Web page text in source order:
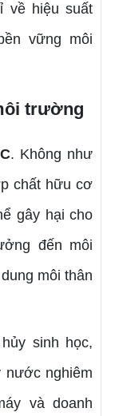
về hiệu suất
vững môi
trường
. Không như
chất hữu cơ
gây hại cho
đến môi
môi thân
sinh học,
nước nghiêm
và doanh